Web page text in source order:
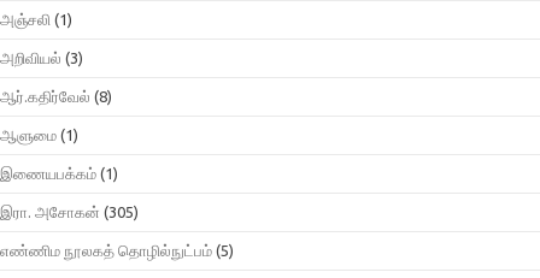
அஞ்சலி (1)
அறிவியல் (3)
ஆர்.கதிர்வேல் (8)
ஆளுமை (1)
இணையபக்கம் (1)
இரா. அசோகன் (305)
எண்ணிம நூலகத் தொழில்நுட்பம் (5)